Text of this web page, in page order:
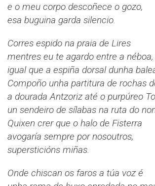
e o meu corpo descoñece o gozo,
esa buguina garda silencio.
Corres espido na praia de Lires
mentres eu te agardo entre a néboa,
igual que a espiña dorsal dunha
Compoño unha partitura de rochas
a dourada Antzoriz até o purpúreo
un sendeiro de sílabas na ruta do
Quixen crer que o halo de Fisterra
avogaría sempre por nosoutros,
supersticións miñas.
Onde chiscan os faros a túa voz é